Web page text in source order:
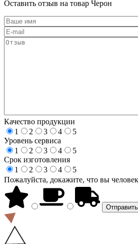
Оставить отзыв на товар Черон
Качество продукции
1
2 3 4
5
Уровень сервиса
1
2 3 4
5
Срок изготовления
1
2 3 4
5
Пожалуйста, докажите, что вы